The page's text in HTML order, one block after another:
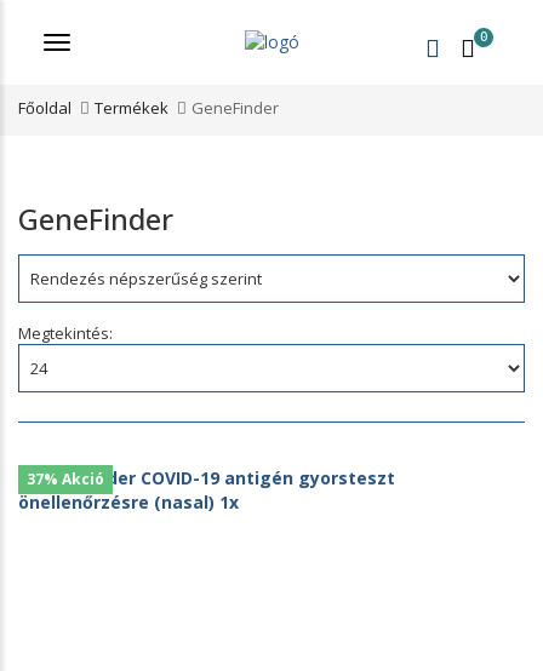
Menü 0
Főoldal Termékek GeneFinder
GeneFinder
Rendezés:
Megtekintés:
37% Akció